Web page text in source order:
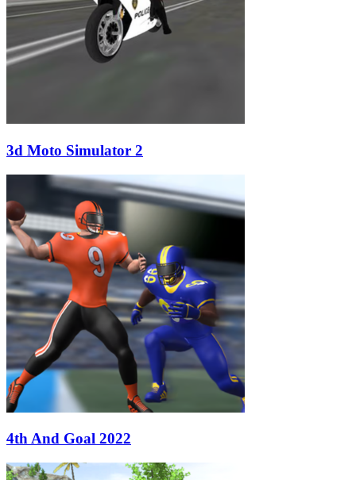
3d Moto Simulator 2
4th And Goal 2022